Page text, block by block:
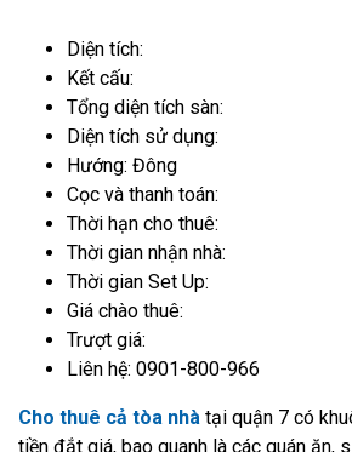
Diện tích:
Kết cấu:
Tổng diện tích sàn:
Diện tích sử dụng:
Hướng: Đông
Cọc và thanh toán:
Thời hạn cho thuê:
Thời gian nhận nhà:
Thời gian Set Up:
Giá chào thuê:
Trượt giá:
Liên hệ: 0901-800-966
Cho thuê cả tòa nhà tại quận 7 có
tiền đắt giá, bao quanh là các quán ăn,